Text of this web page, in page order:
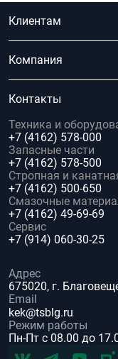
Клиентам
Компания
Контакты
Техника и
+7 (4162) 578-000
Запасные части
+7 (4162) 578-500
Стропная и
+7 (4162) 500-650
Смазочные
+7 (4162) 49-69-69
Сервис
+7 (914) 060-30-25
Адрес
675020, г.
Email
kek@tsblg.ru
Режим работы
Пн-Пт с 08.00 до